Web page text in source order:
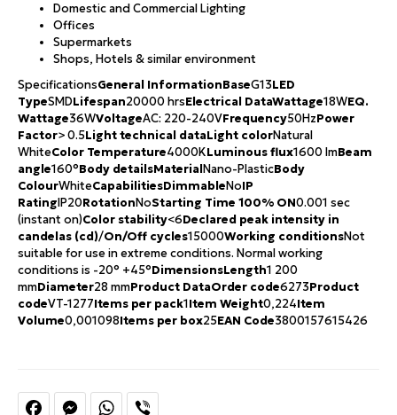
FacebookMessengerWhatsApp
Domestic and Commercial Lighting
Offices
Supermarkets
Shops, Hotels & similar environment
SpecificationsGeneral InformationBaseG13LED
TypeSMDLifespan20000 hrsElectrical DataWattage18WEQ.
Wattage36WVoltageAC: 220-240VFrequency50HzPower
Factor> 0.5Light technical dataLight colorNatural
WhiteColor Temperature4000KLuminous flux1600 lmBeam
angle160°Body detailsMaterialNano-PlasticBody
ColourWhiteCapabilitiesDimmableNoIP
RatingIP20RotationNoStarting Time 100% ON0.001 sec
(instant on)Color stability<6Declared peak intensity in
candelas (cd)/On/Off cycles15000Working conditionsNot
suitable for use in extreme conditions. Normal working
conditions is -20° +45°DimensionsLength1 200
mmDiameter28 mmProduct DataOrder code6273Product
codeVT-1277Items per pack1Item Weight0,224Item
Volume0,001098Items per box25EAN Code3800157615426